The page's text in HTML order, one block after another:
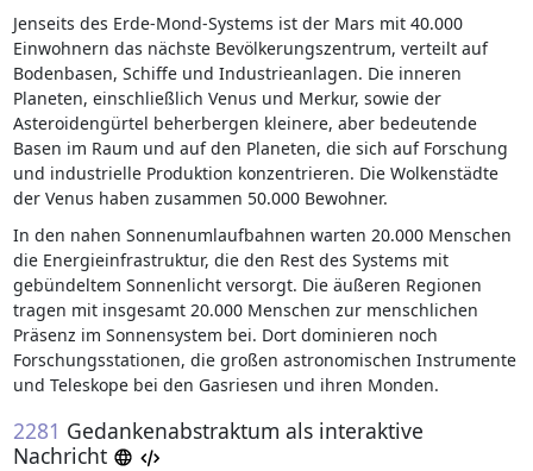
Jenseits des Erde-Mond-Systems ist der Mars mit 40.000
Einwohnern das nächste Bevölkerungszentrum, verteilt auf
Bodenbasen, Schiffe und Industrieanlagen. Die inneren
Planeten, einschließlich Venus und Merkur, sowie der
Asteroidengürtel beherbergen kleinere, aber bedeutende
Basen im Raum und auf den Planeten, die sich auf Forschung
und industrielle Produktion konzentrieren. Die Wolkenstädte
der Venus haben zusammen 50.000 Bewohner.
In den nahen Sonnenumlaufbahnen warten 20.000 Menschen
die Energieinfrastruktur, die den Rest des Systems mit
gebündeltem Sonnenlicht versorgt. Die äußeren Regionen
tragen mit insgesamt 20.000 Menschen zur menschlichen
Präsenz im Sonnensystem bei. Dort dominieren noch
Forschungsstationen, die großen astronomischen Instrumente
und Teleskope bei den Gasriesen und ihren Monden.
2281 Gedankenabstraktum als interaktive
Nachricht